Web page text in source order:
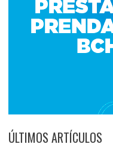
ÚLTIMOS ARTÍCULOS